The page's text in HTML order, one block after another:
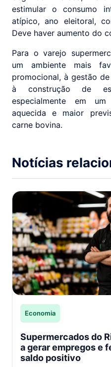
estimular o consumo
atípico, ano eleitoral,
Deve haver aumento do
Para o varejo
um ambiente mais
promocional, à gestão
à construção de
especialmente em
aquecida e maior
carne bovina.
Notícias
Economia
Supermercados do
a gerar empregos e
saldo positivo